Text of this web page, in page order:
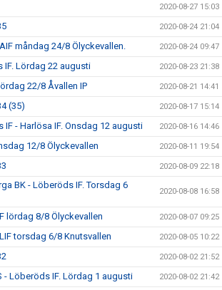
2020-08-27 15:03
2020-08-24 21:04
måndag 24/8 Ölyckevallen. 2020-08-24 09:47
IF. Lördag 22 augusti 2020-08-23 21:38
22/8 Åvallen IP 2020-08-21 14:41
(35) 2020-08-17 15:14
- Harlösa IF. Onsdag 12 augusti 2020-08-16 14:46
12/8 Ölyckevallen 2020-08-11 19:54
2020-08-09 22:18
BK - Löberöds IF. Torsdag 6
2020-08-08 16:58
lördag 8/8 Ölyckevallen 2020-08-07 09:25
torsdag 6/8 Knutsvallen 2020-08-05 10:22
2020-08-02 21:52
- Löberöds IF. Lördag 1 augusti 2020-08-02 21:42